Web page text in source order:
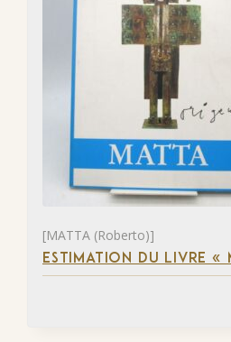
[MATTA (Roberto)]
ESTIMATION DU LIVRE «